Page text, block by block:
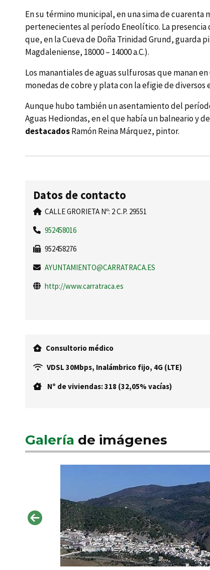
En su término municipal, en una sima de
pertenecientes al perí­odo Eneolí­tico. La
que, en la Cueva de Doña Trinidad Grund,
Magdaleniense, 18000 – 14000 a.C.).
Los manantiales de aguas sulfurosas que manan
monedas de cobre y plata con la efigie de diversos
Aunque hubo también un asentamiento del
Aguas Hediondas, en el que habí­a un balneario y
destacadosRamón Reina Márquez, pintor.
Datos de contacto
CALLE GRORIETA Nº: 2 C.P. 29551
952458016
952458276
AYUNTAMIENTO@CARRATRACA.ES
http://www.carratraca.es
Consultorio médico
VDSL 30Mbps, Inalámbrico fijo, 4G (LTE)
Nº de viviendas: 318 (32,05% vacías)
Galería de imágenes